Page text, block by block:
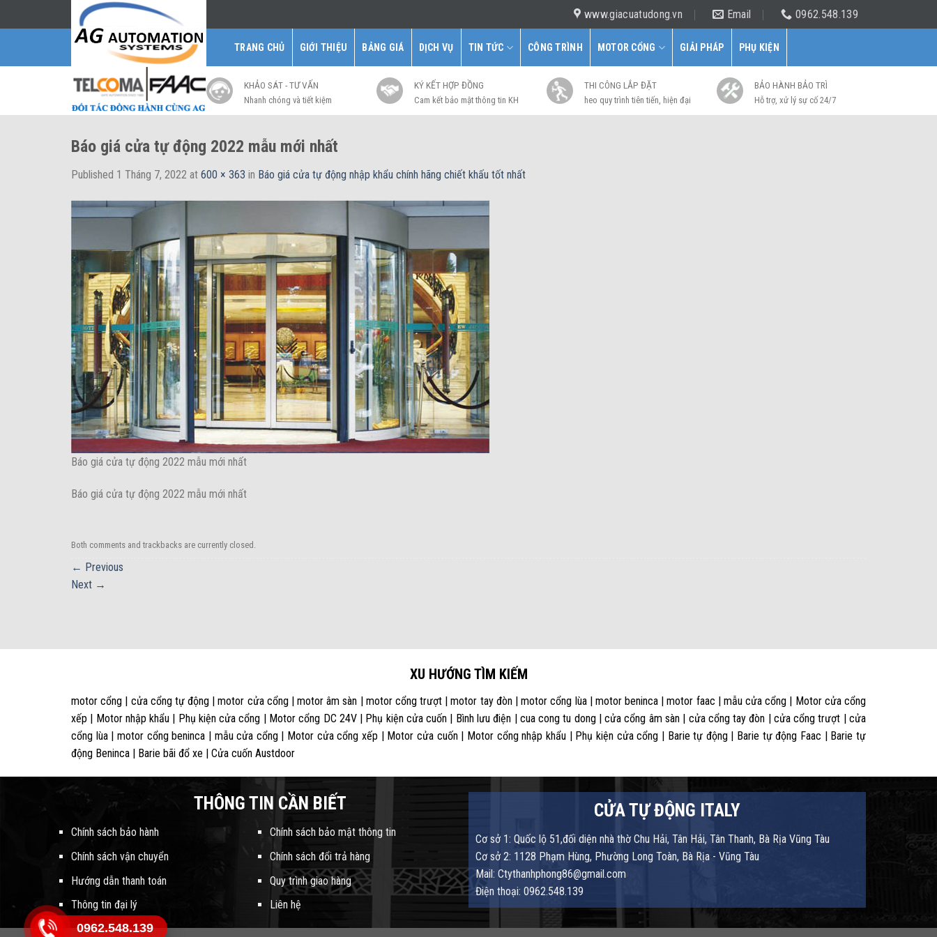
to
www.giacuatudong.vn Email 0962.548.139
TRANG CHỦ GIỚI THIỆU BẢNG GIÁ DỊCH VỤ TIN TỨC CÔNG TRÌNH MOTOR CỔNG GIẢI PHÁP PHỤ KIỆN
KHẢO SÁT - TƯ VẤN
Nhanh chóng và tiết kiệm
KÝ KẾT HỢP ĐỒNG
Cam kết bảo mật thông tin KH
THI CÔNG LẮP ĐẶT
heo quy trình tiên tiến, hiện đại
BẢO HÀNH BẢO TRÌ
Hỗ trợ, xử lý sự cố 24/7
Báo giá cửa tự động 2022 mẫu mới nhất
Published 1 Tháng 7, 2022 at 600 × 363 in Báo giá cửa tự động nhập khẩu chính hãng chiết khấu tốt nhất
Báo giá cửa tự động 2022 mẫu mới nhất
Báo giá cửa tự động 2022 mẫu mới nhất
Both comments and trackbacks are currently closed.
← Previous
Next →
XU HƯỚNG TÌM KIẾM
motor cổng | cửa cổng tự động | motor cửa cổng | motor âm sàn | motor cổng trượt | motor tay đòn | motor cổng lùa | motor beninca | motor faac | mẫu cửa cổng | Motor cửa cổng
xếp | Motor nhập khẩu | Phụ kiện cửa cổng | Motor cổng DC 24V | Phụ kiện cửa cuốn | Bình lưu điện | cua cong tu dong | cửa cổng âm sàn | cửa cổng tay đòn | cửa cổng trượt | cửa
cổng lùa | motor cổng beninca | mẫu cửa cổng | Motor cửa cổng xếp | Motor cửa cuốn | Motor cổng nhập khẩu | Phụ kiện cửa cổng | Barie tự động | Barie tự động Faac | Barie tự
động Beninca | Barie bãi đổ xe | Cửa cuốn Austdoor
THÔNG TIN CẦN BIẾT
Chính sách bảo hành
Chính sách vận chuyển
Hướng dẫn thanh toán
Thông tin đại lý
Chính sách bảo mật thông tin
Chính sách đổi trả hàng
Quy trình giao hàng
Liên hệ
CỬA TỰ ĐỘNG ITALY
Cơ sở 1: Quốc lộ 51,đối diện nhà thờ Chu Hải, Tân Hải, Tân Thanh, Bà Rịa Vũng Tàu
Cơ sở 2: 1128 Phạm Hùng, Phường Long Toàn, Bà Rịa - Vũng Tàu
Mail: Ctythanhphong86@gmail.com
Điện thoại: 0962.548.139
0962.548.139